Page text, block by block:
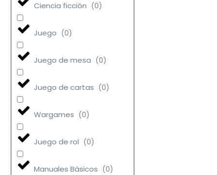
Ciencia ficción (0)
Juego (0)
Juego de mesa (0)
Juego de cartas (0)
Wargames (0)
Juego de rol (0)
Manuales Básicos (0)